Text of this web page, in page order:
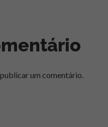
um comentário.